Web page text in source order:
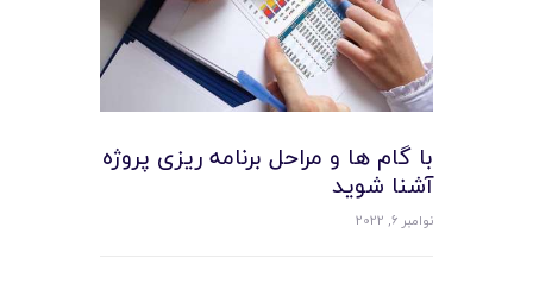
با گام ها و مراحل برنامه ریزی پروژه
آشنا شوید
نوامبر 6, 2022